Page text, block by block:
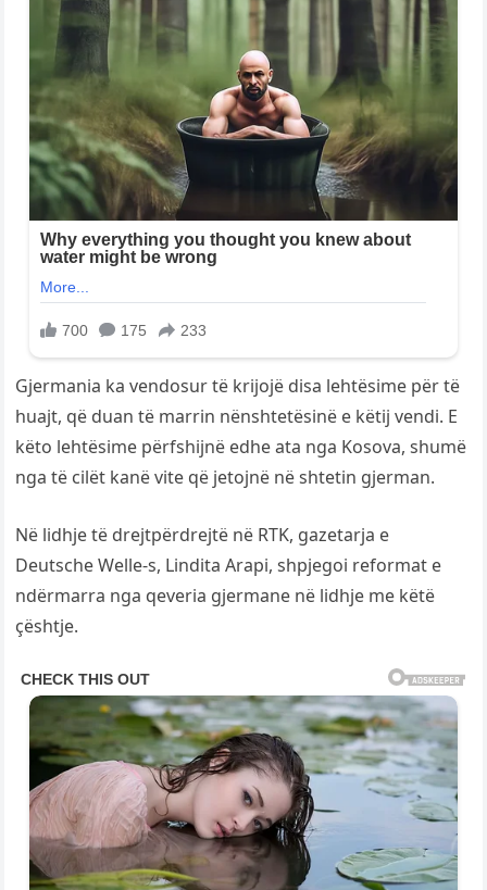
Gjermania ka vendosur të krijojë disa lehtësime për të
huajt, që duan të marrin nënshtetësinë e këtij vendi. E
këto lehtësime përfshijnë edhe ata nga Kosova, shumë
nga të cilët kanë vite që jetojnë në shtetin gjerman.
Në lidhje të drejtpërdrejtë në RTK, gazetarja e
Deutsche Welle-s, Lindita Arapi, shpjegoi reformat e
ndërmarra nga qeveria gjermane në lidhje me këtë
çështje.